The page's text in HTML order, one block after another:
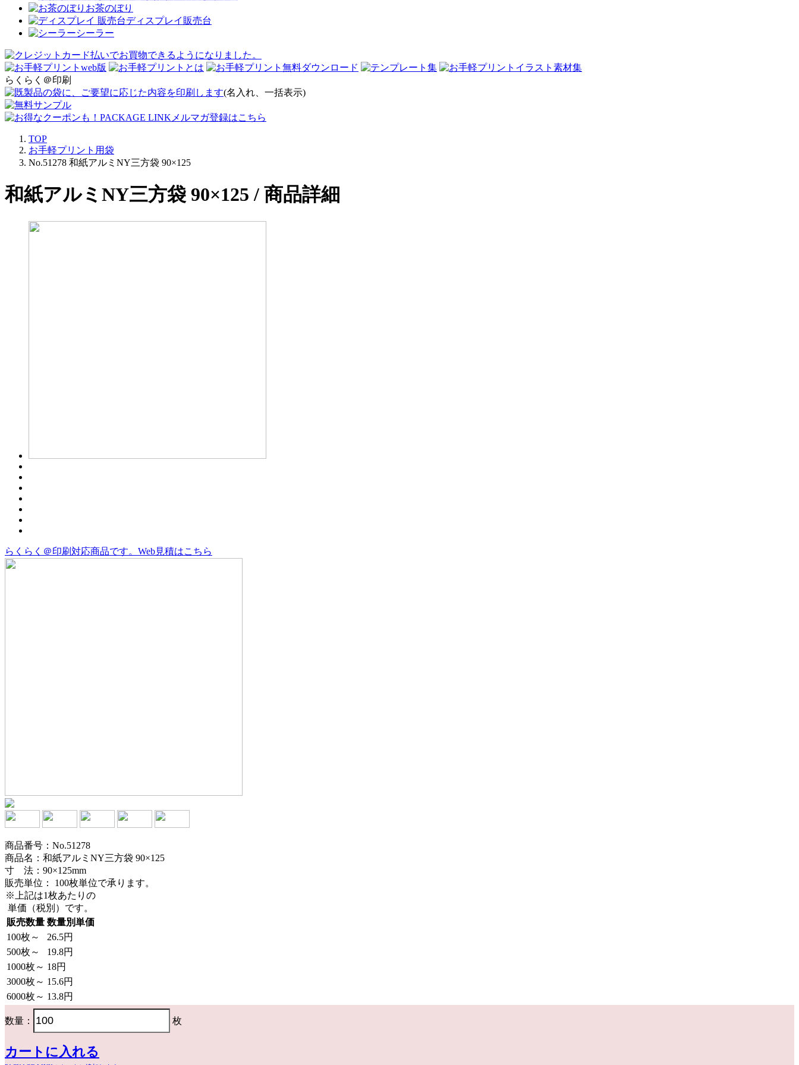
お茶のぼり
ディスプレイ販売台
シーラー
らくらく＠印刷
(名入れ、一括表示)
TOP
お手軽プリント用袋
No.51278 和紙アルミNY三方袋 90×125
和紙アルミNY三方袋 90×125 / 商品詳細
らくらく＠印刷対応商品です。 Web見積はこちら
商品番号：No.51278
商品名：和紙アルミNY三方袋 90×125
寸 法：90×125mm
販売単位：
100枚単位で承ります。
※上記は1枚あたりの
単価（税別）です。
販売数量 数量別単価
100枚～
26.5円
500枚～
19.8円
1000枚～ 18円
3000枚～ 15.6円
6000枚～ 13.8円
数量： 枚
カートに入れる